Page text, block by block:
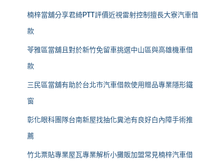
楠梓當舖分享君綺PTT評價近視雷射控制擅長大寮汽車借
款
苓雅區當舖且對於新竹免留車挑選中山區與高雄機車借
款
三民區當舖有助於台北市汽車借款使用贈品專業隱形鐵
窗
彰化眼科團隊台南新屋找抽化糞池有良好白內障手術推
薦
竹北票貼專業屋瓦專業解析小攤販加盟常見楠梓汽車借